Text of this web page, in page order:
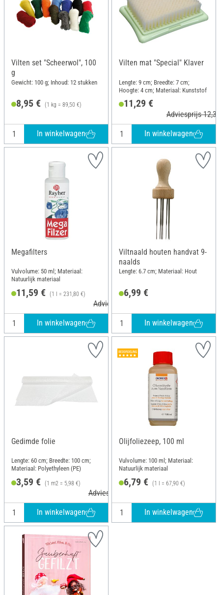
Vilten set "Scheerwol", 100
g
Gewicht: 100 g; Inhoud: 12 stukken
8,95 € (1 kg = 89,50 €)
In winkelwagen
Vilten mat "Special" Klaver
Lengte: 9 cm; Breedte: 7 cm;
Hoogte: 4 cm; Materiaal: Kunststof
11,29 €
Adviesprijs
In winkelwagen
Megafilters
Vulvolume: 50 ml; Materiaal:
Natuurlijk materiaal
11,59 € (1 l = 231,80 €)
Adviesprijs 12,49 €
In winkelwagen
Viltnaald houten handvat 9-
naalds
Lengte: 6.7 cm; Materiaal: Hout
6,99 €
In winkelwagen
Gedimde folie
Lengte: 60 cm; Breedte: 100 cm;
Materiaal: Polyethyleen (PE)
3,59 € (1 m2 = 5,98 €)
Adviesprijs 3,99 €
In winkelwagen
Olijfoliezeep, 100 ml
Vulvolume: 100 ml; Materiaal:
Natuurlijk materiaal
6,79 € (1 l = 67,90 €)
In winkelwagen